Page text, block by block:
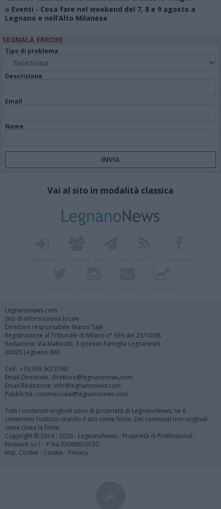
» Eventi - Cosa fare nel weekend del 7, 8 e 9 agosto a
Legnano e nell’Alto Milanese
SEGNALA ERRORE
Tipo di problema
Descrizione
Email
Nome
Vai al sito in modalità classica
Legnanonews.com
Sito di informazione locale
Direttore responsabile: Marco Tajè
Registrazione al Tribunale di Milano n° 639 del 23/10/08
Redazione: Via Matteotti, 3 (presso Famiglia Legnanese)
20025 Legnano (MI)
Cell.: +39.393.9013760
Email Direzione: direttore@legnanonews.com
Email Redazione: info@legnanonews.com
Pubblicità: commerciale@legnanonews.com
Tutti i contenuti originali sono di proprietà di LegnanoNews, ne è
consentito l'utilizzo citando il sito come fonte. Dei contenuti non originali
viene citata la fonte.
Copyright © 2016 - 2026 - LegnanoNews - Proprietà di Professional
Network s.r.l. - P.Iva 03068650120
Imp. Cookie - Cookie - Privacy